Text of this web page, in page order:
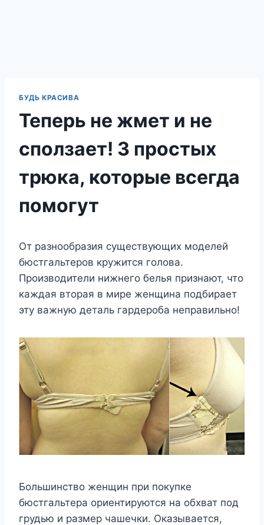
БУДЬ КРАСИВА
Теперь не жмет и не
сползает! 3 простых
трюка, которые всегда
помогут
От разнообразия существующих моделей
бюстгальтеров кружится голова.
Производители нижнего белья признают, что
каждая вторая в мире женщина подбирает
эту важную деталь гардероба неправильно!
Большинство женщин при покупке
бюстгальтера ориентируются на обхват под
грудью и размер чашечки. Оказывается,